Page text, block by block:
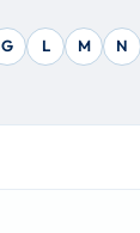
G L M N